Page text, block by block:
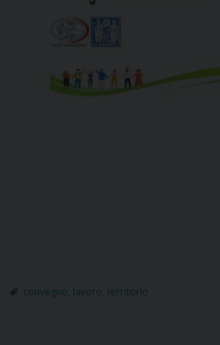
convegno lavoro territorio